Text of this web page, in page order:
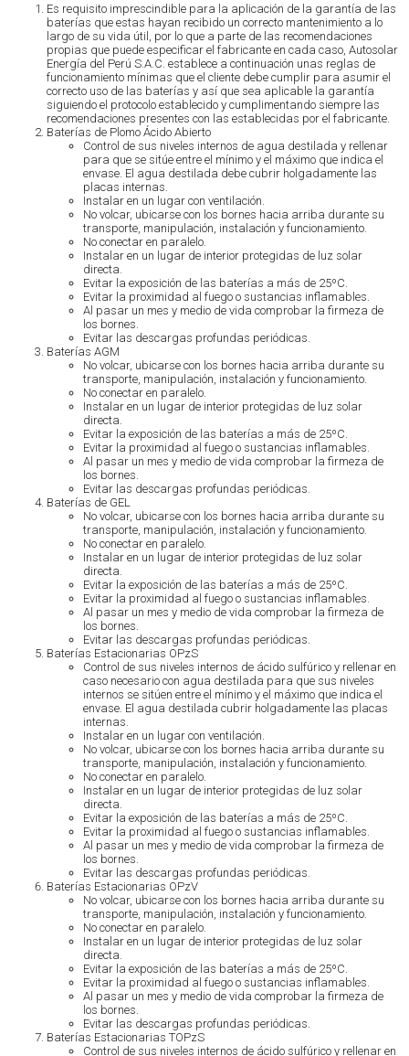
Es requisito imprescindible para la aplicación de la garantía de las
baterías que estas hayan recibido un correcto mantenimiento a lo
largo de su vida útil, por lo que a parte de las recomendaciones
propias que puede especificar el fabricante en cada caso, Autosolar
Energía del Perú S.A.C. establece a continuación unas reglas de
funcionamiento mínimas que el cliente debe cumplir para asumir el
correcto uso de las baterías y así que sea aplicable la garantía
siguiendo el protocolo establecido y cumplimentando siempre las
recomendaciones presentes con las establecidas por el fabricante.
Baterías de Plomo Ácido Abierto
Control de sus niveles internos de agua destilada y rellenar
para que se sitúe entre el mínimo y el máximo que indica el
envase. El agua destilada debe cubrir holgadamente las
placas internas.
Instalar en un lugar con ventilación.
No volcar, ubicarse con los bornes hacia arriba durante su
transporte, manipulación, instalación y funcionamiento.
No conectar en paralelo.
Instalar en un lugar de interior protegidas de luz solar
directa.
Evitar la exposición de las baterías a más de 25ºC.
Evitar la proximidad al fuego o sustancias inflamables.
Al pasar un mes y medio de vida comprobar la firmeza de
los bornes.
Evitar las descargas profundas periódicas.
Baterías AGM
No volcar, ubicarse con los bornes hacia arriba durante su
transporte, manipulación, instalación y funcionamiento.
No conectar en paralelo.
Instalar en un lugar de interior protegidas de luz solar
directa.
Evitar la exposición de las baterías a más de 25ºC.
Evitar la proximidad al fuego o sustancias inflamables.
Al pasar un mes y medio de vida comprobar la firmeza de
los bornes.
Evitar las descargas profundas periódicas.
Baterías de GEL
No volcar, ubicarse con los bornes hacia arriba durante su
transporte, manipulación, instalación y funcionamiento.
No conectar en paralelo.
Instalar en un lugar de interior protegidas de luz solar
directa.
Evitar la exposición de las baterías a más de 25ºC.
Evitar la proximidad al fuego o sustancias inflamables.
Al pasar un mes y medio de vida comprobar la firmeza de
los bornes.
Evitar las descargas profundas periódicas.
Baterías Estacionarias OPzS
Control de sus niveles internos de ácido sulfúrico y rellenar en
caso necesario con agua destilada para que sus niveles
internos se sitúen entre el mínimo y el máximo que indica el
envase. El agua destilada cubrir holgadamente las placas
internas.
Instalar en un lugar con ventilación.
No volcar, ubicarse con los bornes hacia arriba durante su
transporte, manipulación, instalación y funcionamiento.
No conectar en paralelo.
Instalar en un lugar de interior protegidas de luz solar
directa.
Evitar la exposición de las baterías a más de 25ºC.
Evitar la proximidad al fuego o sustancias inflamables.
Al pasar un mes y medio de vida comprobar la firmeza de
los bornes.
Evitar las descargas profundas periódicas.
Baterías Estacionarias OPzV
No volcar, ubicarse con los bornes hacia arriba durante su
transporte, manipulación, instalación y funcionamiento.
No conectar en paralelo.
Instalar en un lugar de interior protegidas de luz solar
directa.
Evitar la exposición de las baterías a más de 25ºC.
Evitar la proximidad al fuego o sustancias inflamables.
Al pasar un mes y medio de vida comprobar la firmeza de
los bornes.
Evitar las descargas profundas periódicas.
Baterías Estacionarias TOPzS
Control de sus niveles internos de ácido sulfúrico y rellenar en